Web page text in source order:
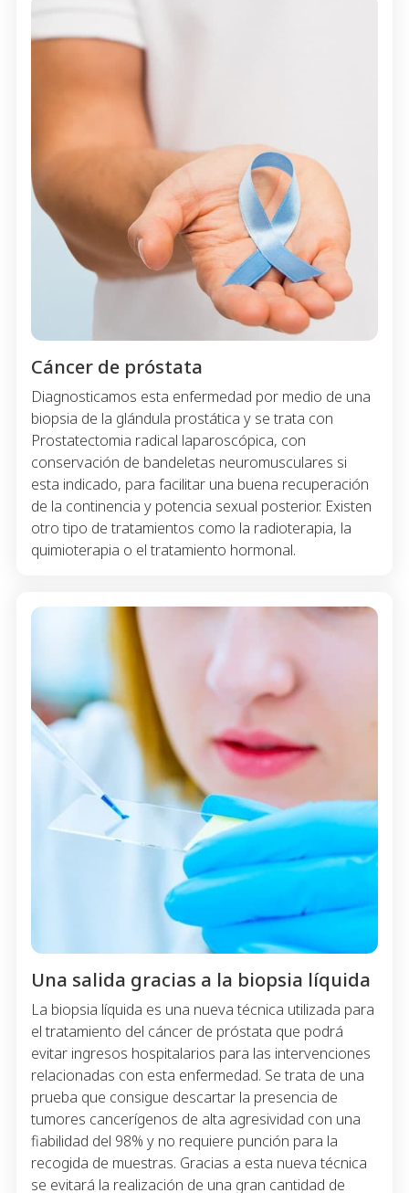
Cáncer de próstata
Diagnosticamos esta enfermedad por medio de una
biopsia de la glándula prostática y se trata con
Prostatectomia radical laparoscópica, con
conservación de bandeletas neuromusculares si
esta indicado, para facilitar una buena recuperación
de la continencia y potencia sexual posterior. Existen
otro tipo de tratamientos como la radioterapia, la
quimioterapia o el tratamiento hormonal.
Una salida gracias a la biopsia líquida
La biopsia líquida es una nueva técnica utilizada para
el tratamiento del cáncer de próstata que podrá
evitar ingresos hospitalarios para las intervenciones
relacionadas con esta enfermedad. Se trata de una
prueba que consigue descartar la presencia de
tumores cancerígenos de alta agresividad con una
fiabilidad del 98% y no requiere punción para la
recogida de muestras. Gracias a esta nueva técnica
se evitará la realización de una gran cantidad de